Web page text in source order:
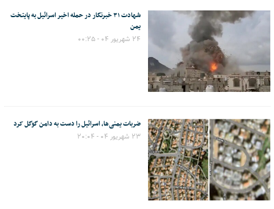
شهادت ۳۱ خبرنگار در حمله اخیر اسرائیل به پایتخت
یمن
۲۴ شهریور ۰۴ - ۰۰:۲۵
ضربات یمنی‌ها، اسرائیل را دست به دامن گوگل کرد
۲۳ شهریور ۰۴ - ۲۰:۰۴